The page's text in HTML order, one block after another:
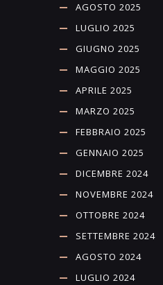
AGOSTO 2025
LUGLIO 2025
GIUGNO 2025
MAGGIO 2025
APRILE 2025
MARZO 2025
FEBBRAIO 2025
GENNAIO 2025
DICEMBRE 2024
NOVEMBRE 2024
OTTOBRE 2024
SETTEMBRE 2024
AGOSTO 2024
LUGLIO 2024